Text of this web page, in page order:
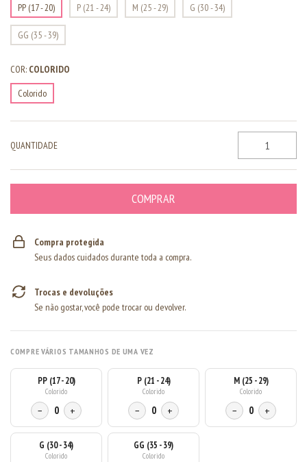
PP (17 - 20)
P (21 - 24) M (25 - 29) G (30 - 34)
GG (35 - 39)
COR: COLORIDO
Colorido
QUANTIDADE
Compra protegida
Seus dados cuidados durante toda a compra.
Trocas e devoluções
Se não gostar, você pode trocar ou devolver.
COMPRE VÁRIOS TAMANHOS DE UMA VEZ
PP (17 - 20)
Colorido
− 0 +
P (21 - 24)
Colorido
− 0 +
M (25 - 29)
Colorido
− 0 +
G (30 - 34)
Colorido
GG (35 - 39)
Colorido